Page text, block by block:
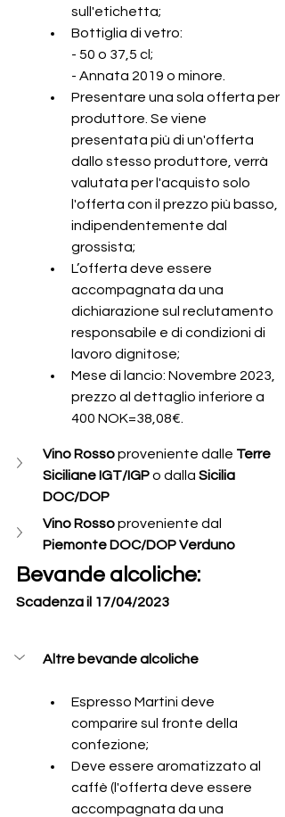
sull'etichetta;
Bottiglia di vetro:
- 50 o 37,5 cl;
- Annata 2019 o minore.
Presentare una sola offerta per
produttore. Se viene
presentata più di un'offerta
dallo stesso produttore, verrà
valutata per l'acquisto solo
l'offerta con il prezzo più basso,
indipendentemente dal
grossista;
L’offerta deve essere
accompagnata da una
dichiarazione sul reclutamento
responsabile e di condizioni di
lavoro dignitose;
Mese di lancio: Novembre 2023,
prezzo al dettaglio inferiore a
400 NOK=38,08€.
Vino Rosso proveniente dalle Terre
Siciliane IGT/IGP o dalla Sicilia
DOC/DOP
Vino Rosso proveniente dal
Piemonte DOC/DOP Verduno
Bevande alcoliche:
Scadenza il 17/04/2023
Altre bevande alcoliche
Espresso Martini deve
comparire sul fronte della
confezione;
Deve essere aromatizzato al
caffè (l'offerta deve essere
accompagnata da una